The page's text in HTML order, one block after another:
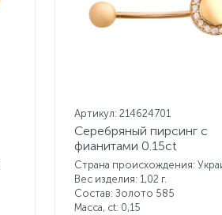
Артикул: 214624701
Серебряный пирсинг с
фианитами 0.15ct
Страна происхождения:
Вес изделия: 1,02 г.
Состав: Золото 585
Масса, ct: 0,15